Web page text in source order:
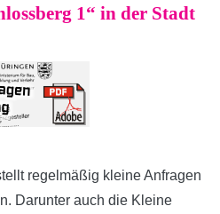
1“ in der Stadt
regelmäßig kleine Anfragen
Darunter auch die Kleine